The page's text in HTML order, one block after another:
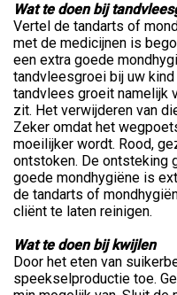
Wat te doen bij
Vertel de tandarts of
met de medicijnen is
een extra goede
tandvleesgroei bij uw
tandvlees groeit namelijk
zit. Het verwijderen van
Zeker omdat het
moeilijker wordt. Rood,
ontstoken. De ontsteking
goede mondhygiëne is
de tandarts of
cliënt te laten reinigen.
Wat te doen bij kwijlen
Door het eten van
speekselproductie toe.